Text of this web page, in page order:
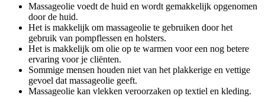
Massageolie voedt de huid en wordt gemakkelijk opgenomen
door de huid.
Het is makkelijk om massageolie te gebruiken door het
gebruik van pompflessen en holsters.
Het is makkelijk om olie op te warmen voor een nog betere
ervaring voor je cliënten.
Sommige mensen houden niet van het plakkerige en vettige
gevoel dat massageolie geeft.
Massageolie kan vlekken veroorzaken op textiel en kleding.